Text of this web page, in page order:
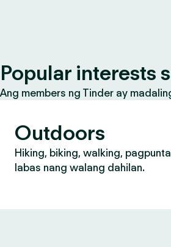
Popular interests
Ang members ng Tinder ay
Outdoors
Hiking, biking, walking,
labas nang walang dahilan.